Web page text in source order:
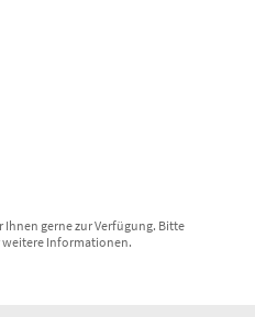
gerne zur Verfügung. Bitte
weitere Informationen.